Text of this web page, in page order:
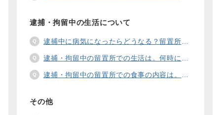
逮捕・拘留中の生活について
逮捕中に病気になったらどうなる？留置所の健康診断、診療、医療行為、手術は。
逮捕・拘留中の留置所での生活は。何時に起きて、何時に寝るの？部屋や食事の様子は？
逮捕・拘留中の留置所での食事の内容は。食事代は支払わないといけないの？
その他